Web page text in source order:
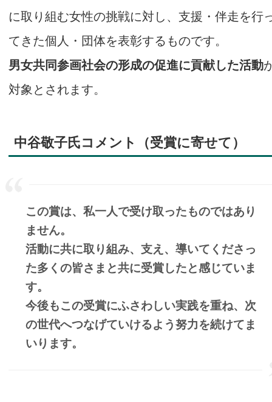
に取り組む女性の挑戦に対し、支援・伴走を行
てきた個人・団体を表彰するものです。
男女共同参画社会の形成の促進に貢献した活動
対象とされます。
中谷敬子氏コメント（受賞に寄せて）
この賞は、私一人で受け取ったものではあり
ません。
活動に共に取り組み、支え、導いてくださっ
た多くの皆さまと共に受賞したと感じていま
す。
今後もこの受賞にふさわしい実践を重ね、次
の世代へつなげていけるよう努力を続けてま
いります。